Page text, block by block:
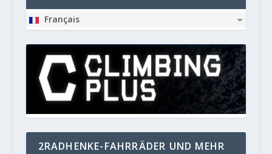
Français
2RADHENKE-FAHRRÄDER UND MEHR